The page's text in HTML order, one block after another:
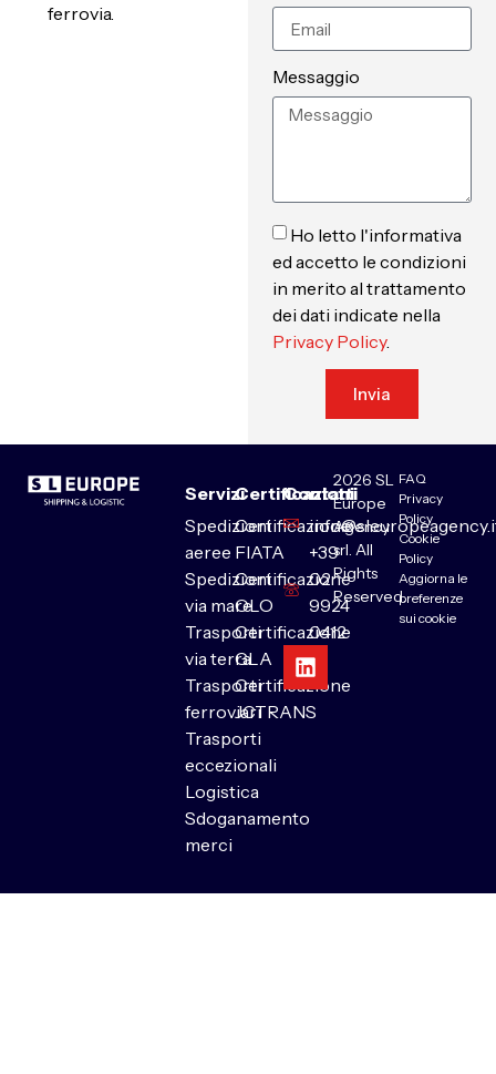
ferrovia.
Messaggio
Ho letto l'informativa
ed accetto le condizioni
in merito al trattamento
dei dati indicate nella
Privacy Policy.
Invia
Servizi
Spedizioni
aeree
Spedizioni
via mare
Trasporti
via terra
Trasporti
ferroviari
Trasporti
eccezionali
Logistica
Sdoganamento
merci
Certificazioni
Certificazione
FIATA
Certificazione
OLO
Certificazione
GLA
Certificazione
JCTRANS
Contatti
+39
02
9924
0412
2026 SL
Europe
Agency
srl. All
Rights
Reserved.
FAQ
Privacy
Policy
Cookie
Policy
Aggiorna le
preferenze
sui cookie